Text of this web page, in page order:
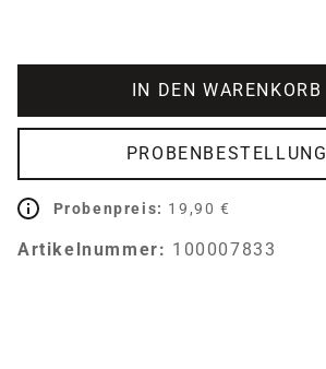
IN DEN WARENKORB
PROBENBESTELLUNG
Probenpreis: 19,90 €
Artikelnummer: 100007833